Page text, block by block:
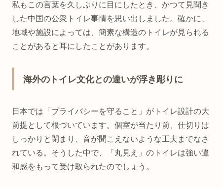
私もこの言葉を久しぶりに目にしたとき、かつて見聞き
した中国の公衆トイレ事情を思い出しました。確かに、
地域や施設によっては、簡素な構造のトイレが見られる
ことがあると耳にしたことがあります。
海外のトイレ文化との違いが浮き彫りに
日本では「プライバシーを守ること」がトイレ設計の大
前提として根づいています。個室が当たり前、仕切りは
しっかりと閉まり、音が聞こえないような工夫までなさ
れている。そうした中で、「丸見え」のトイレは強い違
和感をもって受け取られたのでしょう。